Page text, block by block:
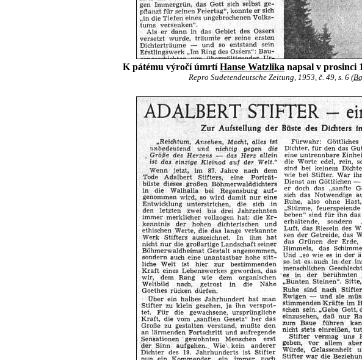
K pátému výročí úmrtíHanse Watzlika napsal v prosinci
Repro Sudetendeutsche Zeitung, 1953, č. 49, s. 6 (